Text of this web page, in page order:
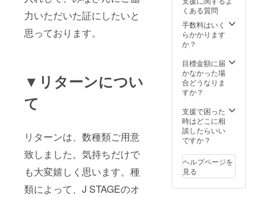
力いただいた証にしたいと
思っております。
▼リターンについ
て
リターンは、数種類ご用意
致しました。気持ちだけで
も大変嬉しく思います。種
類によって、J STAGEのオ
くある質問
手数料はいく
らかかります
か？
目標金額に届
かなかった場
合どうなりま
すか？
支援で困った
時はどこに相
談したらいい
ですか？
ヘルプページを
見る